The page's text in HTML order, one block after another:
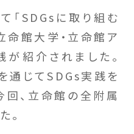
「SDGsに取り組む
命館大学・立命館ア
紹介されました。
通じてSDGs実践を
回、立命館の全附属
。